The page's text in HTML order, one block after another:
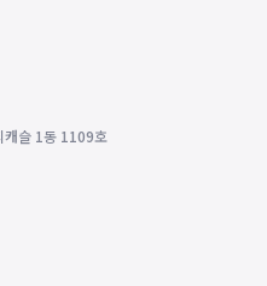
캐슬 1동 1109호